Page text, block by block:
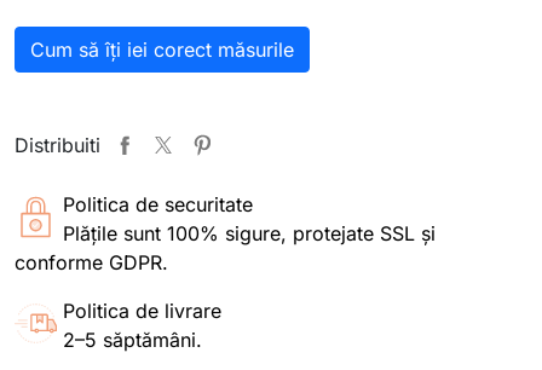
Cum să îți iei corect măsurile
Distribuiti
Politica de securitate
Plățile sunt 100% sigure, protejate SSL și
conforme GDPR.
Politica de livrare
2–5 săptămâni.